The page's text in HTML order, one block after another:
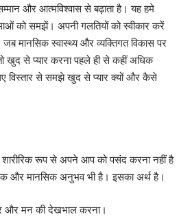
और आत्मविश्वास से बढ़ाता है। यह हमे
को समझें। अपनी गलतियों को स्वीकार करें
मानसिक स्वास्थ्य और व्यक्तिगत विकास पर
खुद से प्यार करना पहले ही से कहीं अधिक
विस्तार से समझे खुद से प्यार क्यों और कैसे
रूप से अपने आप को पसंद करना नहीं है
और मानसिक अनुभव भी है। इसका अर्थ है।
और मन की देखभाल करना।